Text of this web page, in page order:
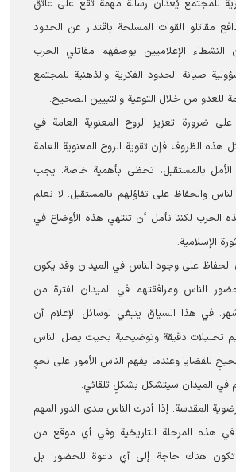
للمجتمع يُعدّان رسالة مهمة تقع على عاتق
مقاتلو القوات المسلحة باقتدار عن الحدود
النشطاء الإعلاميين بوصفهم مقاتلي الحرب
صيانة الحدود الفكرية والذهنية للمجتمع
للعدو من خلال التوعية والتبيين الصحيح.
ضرورة تعزيز الروح المعنوية العامة في
هذه الظروف فإن تقوية الروح المعنوية العامة
الأمل بالمستقبل، تحظى بأهمية خاصة. يجب
والحفاظ على تفاؤلهم بالمستقبل. لا نعلم
الحرب لكننا نأمل أن تنتهي هذه الأوضاع في
الإسلامية.
على وجود الناس في المیدان وقد يكون
الناس ومرافقتهم في الميدان لفترة من
في هذا السياق ينبغي لوسائل الإعلام أن
تحليلات دقيقة وتوضيحية بحيث يصل الناس
للقضايا وعندما يفهم الناس الأمور على نحوٍ
الميدان سيتشكل بشكلٍ تلقائي.
المقدسة: إذا أدرك الناس مدى الدور المهم
في هذه المرحلة التاريخية وفي أي موقع من
تكون هناك حاجة إلى أي دعوة للحضور؛ بل